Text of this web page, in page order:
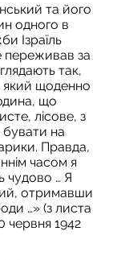
та його
одного в
Ізраїль
переживав за
так,
який щоденно
що
лісове, з
на
Правда,
часом я
чудово … Я
отримавши
…» (з листа
червня 1942